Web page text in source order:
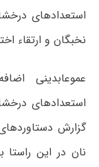
استعدادهای
نخبگان و ارتقاء
عموعابدینی
استعدادهای
گزارش
نان در این راستا